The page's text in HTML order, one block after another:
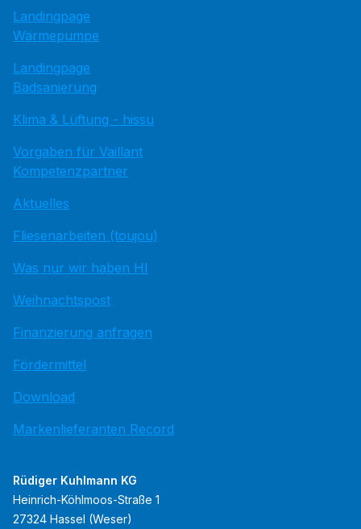
Landingpage
Wärmepumpe
Landingpage
Badsanierung
Klima & Lüftung - hissu
Vorgaben für Vaillant
Kompetenzpartner
Aktuelles
Fliesenarbeiten (toujou)
Was nur wir haben HI
Weihnachtspost
Finanzierung anfragen
Fördermittel
Download
Markenlieferanten Record
Rüdiger Kuhlmann KG
Heinrich-Köhlmoos-Straße 1
27324 Hassel (Weser)